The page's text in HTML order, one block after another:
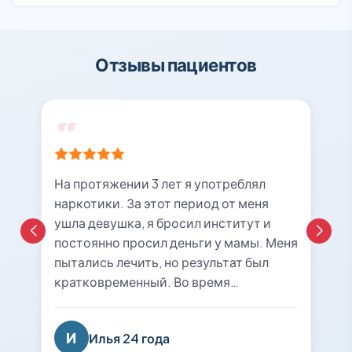
Отзывы пациентов
На протяжении 3 лет я употреблял
наркотики. За этот период от меня
ушла девушка, я бросил институт и
постоянно просил деньги у мамы. Меня
пытались лечить, но результат был
кратковременный. Во время
центра «21rehab». Беседа с наркологом
подтолкнула меня к мысли о
И Илья 24 года